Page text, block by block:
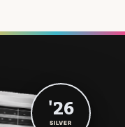
'26
SILVER